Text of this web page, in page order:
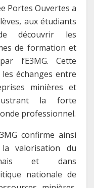
Portes Ouvertes a
aux étudiants
découvrir les
de formation et
l’E3MG. Cette
échanges entre
minières et
la forte
professionnel.
confirme ainsi
valorisation du
et dans
nationale de